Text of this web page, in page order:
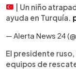
| Un niño
ayuda en Turquía.
— Alerta News 24
El presidente
equipos de